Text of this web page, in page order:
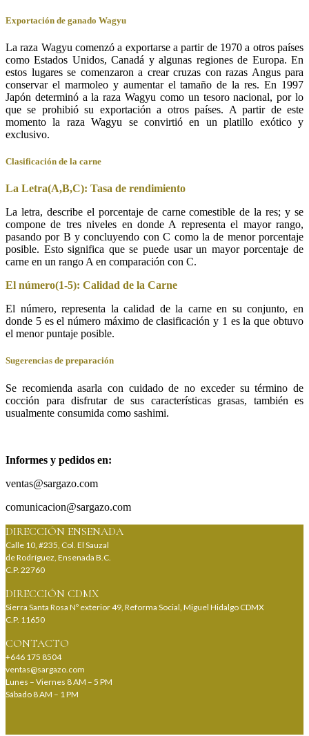
Exportación de ganado Wagyu
La raza Wagyu comenzó a exportarse a partir de 1970 a otros países
como Estados Unidos, Canadá y algunas regiones de Europa. En
estos lugares se comenzaron a crear cruzas con razas Angus para
conservar el marmoleo y aumentar el tamaño de la res. En 1997
Japón determinó a la raza Wagyu como un tesoro nacional, por lo
que se prohibió su exportación a otros países. A partir de este
momento la raza Wagyu se convirtió en un platillo exótico y
exclusivo.
Clasificación de la carne
La Letra(A,B,C): Tasa de rendimiento
La letra, describe el porcentaje de carne comestible de la res; y se
compone de tres niveles en donde A representa el mayor rango,
pasando por B y concluyendo con C como la de menor porcentaje
posible. Esto significa que se puede usar un mayor porcentaje de
carne en un rango A en comparación con C.
El número(1-5): Calidad de la Carne
El número, representa la calidad de la carne en su conjunto, en
donde 5 es el número máximo de clasificación y 1 es la que obtuvo
el menor puntaje posible.
Sugerencias de preparación
Se recomienda asarla con cuidado de no exceder su término de
cocción para disfrutar de sus características grasas, también es
usualmente consumida como sashimi.
Informes y pedidos en:
ventas@sargazo.com
comunicacion@sargazo.com
DIRECCIÓN ENSENADA
Calle 10, #235, Col. El Sauzal
de Rodríguez, Ensenada B.C.
C.P. 22760
DIRECCIÓN CDMX
Sierra Santa Rosa Nº exterior 49, Reforma Social, Miguel Hidalgo CDMX
C.P. 11650
CONTACTO
+646 175 8504
ventas@sargazo.com
Lunes – Viernes 8 AM – 5 PM
Sábado 8 AM – 1 PM